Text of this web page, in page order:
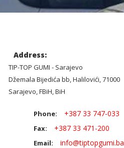
Address:
TIP-TOP GUMI - Sarajevo
Džemala Bijedića bb, Halilovići, 71000
Sarajevo, FBiH, BiH
Phone: +387 33 747-033
Fax: +387 33 471-200
Email: info@tiptopgumi.ba